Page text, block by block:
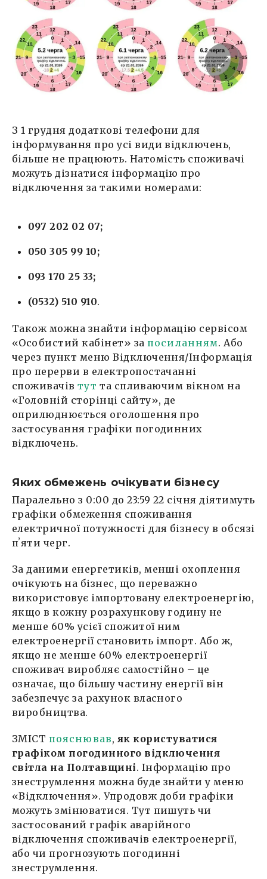
З 1 грудня додаткові телефони для
інформування про усі види відключень,
більше не працюють. Натомість споживачі
можуть дізнатися інформацію про
відключення за такими номерами:
097 202 02 07;
050 305 99 10;
093 170 25 33;
(0532) 510 910.
Також можна знайти інформацію сервісом
«Особистий кабінет» запосиланням. Або
через пункт меню Відключення/Інформація
про перерви в електропостачанні
споживачівтут та спливаючим вікном на
«Головній сторінці сайту», де
оприлюднюється оголошення про
застосування графіки погодинних
відключень.
Яких обмежень очікувати бізнесу
Паралельно з 0:00 до 23:59 22 січня діятимуть
графіки обмеження споживання
електричної потужності для бізнесу в обсязі
пʼяти черг.
За даними енергетиків, менші охоплення
очікують на бізнес, що переважно
використовує імпортовану електроенергію,
якщо в кожну розрахункову годину не
менше 60% усієї спожитої ним
електроенергії становить імпорт. Або ж,
якщо не менше 60% електроенергії
споживач виробляє самостійно – це
означає, що більшу частину енергії він
забезпечує за рахунок власного
виробництва.
ЗМІСТ пояснював, як користуватися
графіком погодинного відключення
світла на Полтавщині. Інформацію про
знеструмлення можна буде знайти у меню
«Відключення». Упродовж доби графіки
можуть змінюватися. Тут пишуть чи
застосований графік аварійного
відключення споживачів електроенергії,
або чи прогнозують погодинні
знеструмлення.